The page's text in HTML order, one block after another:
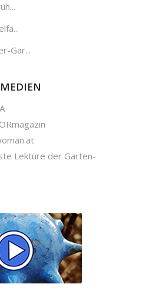
Gar...
Lektüre der Garten-